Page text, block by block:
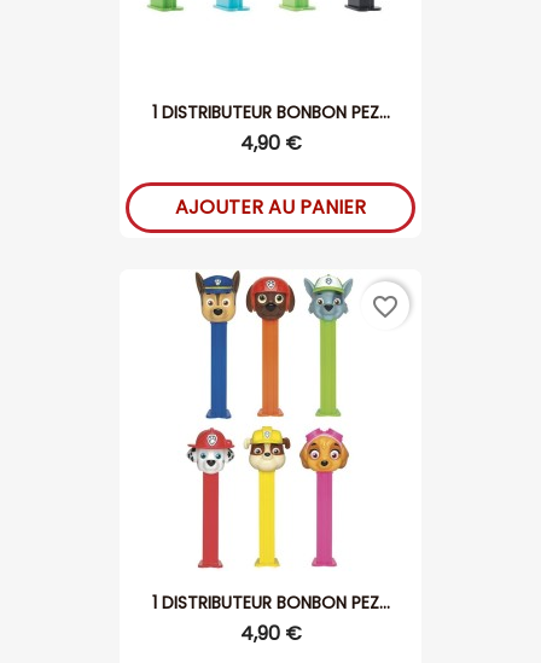
1 DISTRIBUTEUR BONBON PEZ...
4,90 €
AJOUTER AU PANIER
1 DISTRIBUTEUR BONBON PEZ...
4,90 €
favorite_border